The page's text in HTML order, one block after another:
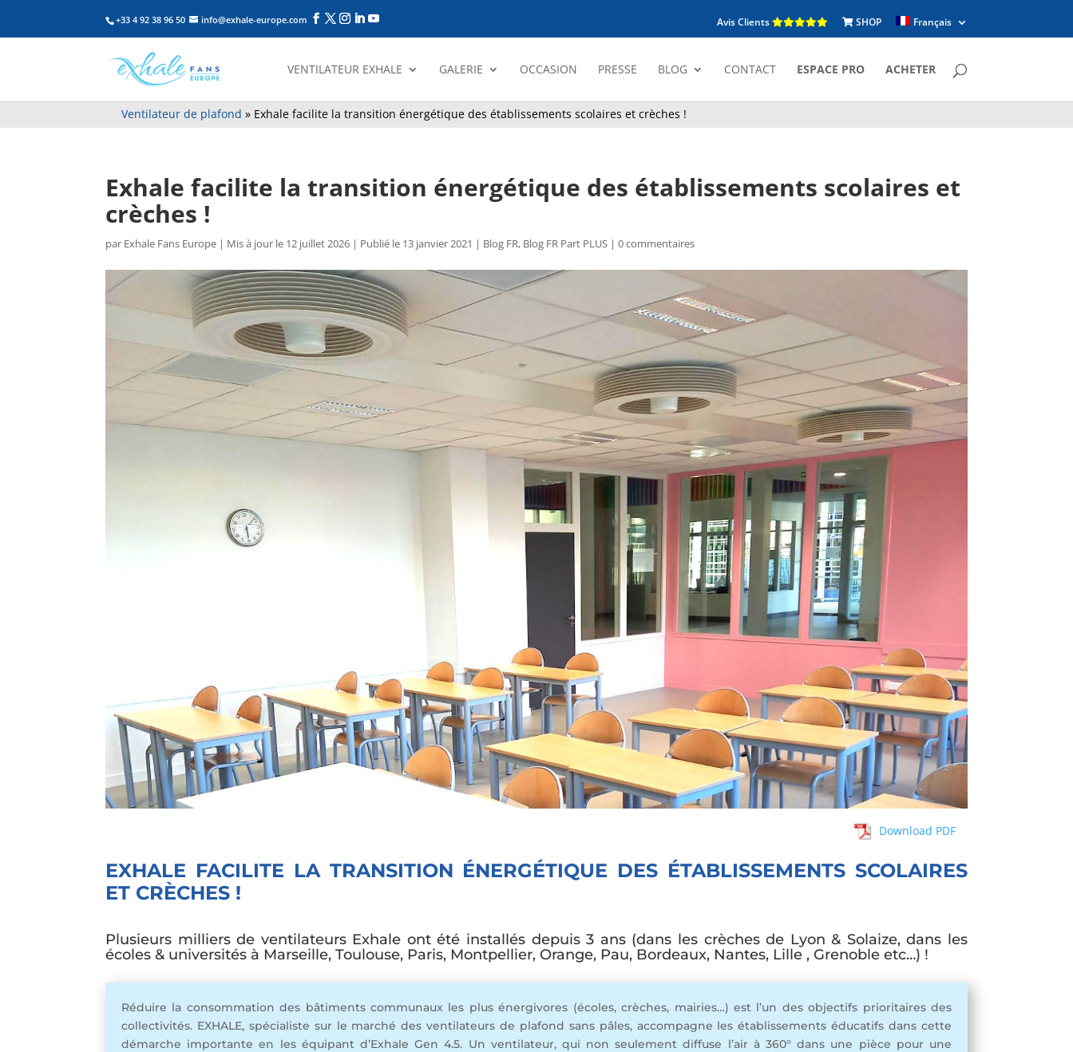
Ventilateur de plafond » Exhale facilite la transition énergétique des établissements scolaires et crèches !
+33 4 92 38 96 50 info@exhale-europe.com Avis Clients SHOP Français
VENTILATEUR EXHALE GALERIE OCCASION PRESSE BLOG CONTACT ESPACE PRO ACHETER
Exhale facilite la transition énergétique des établissements scolaires et
crèches !
par Exhale Fans Europe | Mis à jour le 12 juillet 2026 | Publié le 13 janvier 2021 | Blog FR, Blog FR Part PLUS | 0 commentaires
Download PDF
EXHALE FACILITE LA TRANSITION ÉNERGÉTIQUE DES ÉTABLISSEMENTS SCOLAIRES
ET CRÈCHES !
Plusieurs milliers de ventilateurs Exhale ont été installés depuis 3 ans (dans les crèches de Lyon & Solaize, dans les
écoles & universités à Marseille, Toulouse, Paris, Montpellier, Orange, Pau, Bordeaux, Nantes, Lille , Grenoble etc…) !
Réduire la consommation des bâtiments communaux les plus énergivores (écoles, crèches, mairies…) est l’un des objectifs prioritaires des
collectivités. EXHALE, spécialiste sur le marché des ventilateurs de plafond sans pâles, accompagne les établissements éducatifs dans cette
démarche importante en les équipant d’Exhale Gen 4.5. Un ventilateur, qui non seulement diffuse l’air à 360° dans une pièce pour une